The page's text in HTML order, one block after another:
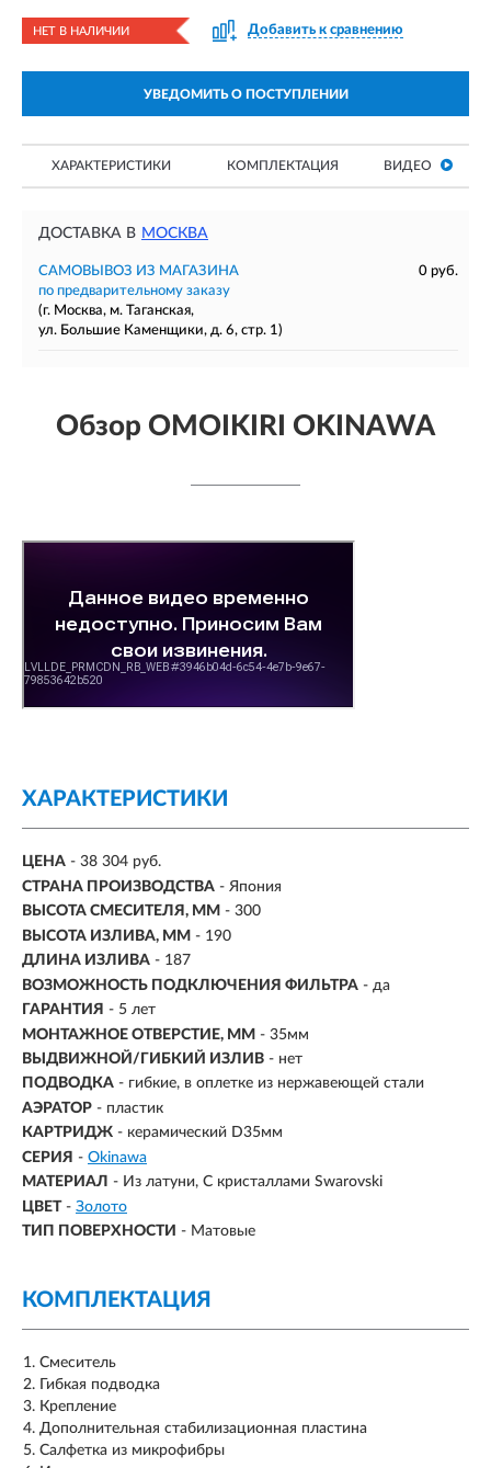
НЕТ В НАЛИЧИИ Добавить к сравнению
УВЕДОМИТЬ О ПОСТУПЛЕНИИ
ХАРАКТЕРИСТИКИ КОМПЛЕКТАЦИЯ ВИДЕО
ДОСТАВКА В МОСКВА
САМОВЫВОЗ ИЗ МАГАЗИНА
0 руб.
по предварительному заказу
(г. Москва, м. Таганская,
ул. Большие Каменщики, д. 6, стр. 1)
Обзор OMOIKIRI OKINAWA
ХАРАКТЕРИСТИКИ
ЦЕНА - 38 304 руб.
СТРАНА ПРОИЗВОДСТВА - Япония
ВЫСОТА СМЕСИТЕЛЯ, ММ - 300
ВЫСОТА ИЗЛИВА, ММ - 190
ДЛИНА ИЗЛИВА - 187
ВОЗМОЖНОСТЬ ПОДКЛЮЧЕНИЯ ФИЛЬТРА - да
ГАРАНТИЯ - 5 лет
МОНТАЖНОЕ ОТВЕРСТИЕ, ММ - 35мм
ВЫДВИЖНОЙ/ГИБКИЙ ИЗЛИВ - нет
ПОДВОДКА - гибкие, в оплетке из нержавеющей стали
АЭРАТОР - пластик
КАРТРИДЖ - керамический D35мм
СЕРИЯ - Okinawa
МАТЕРИАЛ - Из латуни С кристаллами Swarovski
ЦВЕТ - Золото
ТИП ПОВЕРХНОСТИ - Матовые
КОМПЛЕКТАЦИЯ
Смеситель
Гибкая подводка
Крепление
Дополнительная стабилизационная пластина
Салфетка из микрофибры